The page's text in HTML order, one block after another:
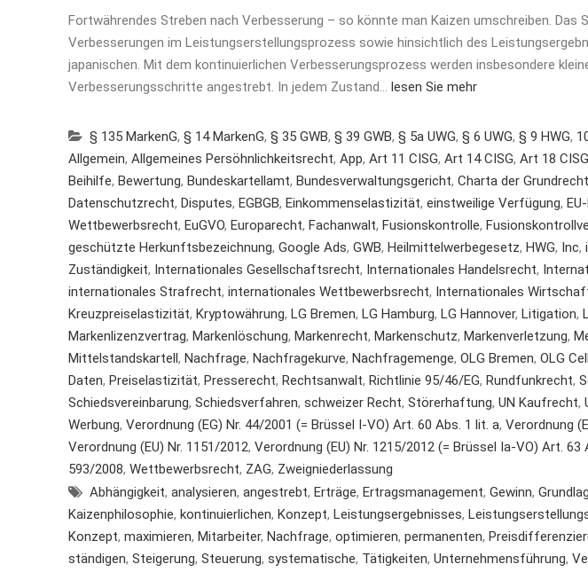
Fortwährendes Streben nach Verbesserung – so könnte man Kaizen umschreiben. Das
Verbesserungen im Leistungserstellungsprozess sowie hinsichtlich des
japanischen. Mit dem kontinuierlichen Verbesserungsprozess werden insbesondere
Verbesserungsschritte angestrebt. In jedem Zustand… lesen Sie mehr
§ 135 MarkenG, § 14 MarkenG, § 35 GWB, § 39 GWB, § 5a UWG, § 6 UWG, § 9 HWG,
Allgemein, Allgemeines Persöhnlichkeitsrecht, App, Art 11 CISG, Art 14 CISG, Art 18 CISG
Beihilfe, Bewertung, Bundeskartellamt, Bundesverwaltungsgericht, Charta der
Datenschutzrecht, Disputes, EGBGB, Einkommenselastizität, einstweilige Verfügung,
Wettbewerbsrecht, EuGVO, Europarecht, Fachanwalt, Fusionskontrolle,
geschützte Herkunftsbezeichnung, Google Ads, GWB, Heilmittelwerbegesetz, HWG, Inc,
Zuständigkeit, Internationales Gesellschaftsrecht, Internationales Handelsrecht,
internationales Strafrecht, internationales Wettbewerbsrecht, Internationales
Kreuzpreiselastizität, Kryptowährung, LG Bremen, LG Hamburg, LG Hannover, Litigation,
Markenlizenzvertrag, Markenlöschung, Markenrecht, Markenschutz, Markenverletzung,
Mittelstandskartell, Nachfrage, Nachfragekurve, Nachfragemenge, OLG Bremen, OLG
Daten, Preiselastizität, Presserecht, Rechtsanwalt, Richtlinie 95/46/EG, Rundfunkrecht,
Schiedsvereinbarung, Schiedsverfahren, schweizer Recht, Störerhaftung, UN Kaufrecht,
Werbung, Verordnung (EG) Nr. 44/2001 (= Brüssel I-VO) Art. 60 Abs. 1 lit. a, Verordnung
Verordnung (EU) Nr. 1151/2012, Verordnung (EU) Nr. 1215/2012 (= Brüssel Ia-VO) Art. 63
593/2008, Wettbewerbsrecht, ZAG, Zweigniederlassung
Abhängigkeit, analysieren, angestrebt, Erträge, Ertragsmanagement, Gewinn,
Kaizenphilosophie, kontinuierlichen, Konzept, Leistungsergebnisses,
Konzept, maximieren, Mitarbeiter, Nachfrage, optimieren, permanenten,
ständigen, Steigerung, Steuerung, systematische, Tätigkeiten, Unternehmensführung,